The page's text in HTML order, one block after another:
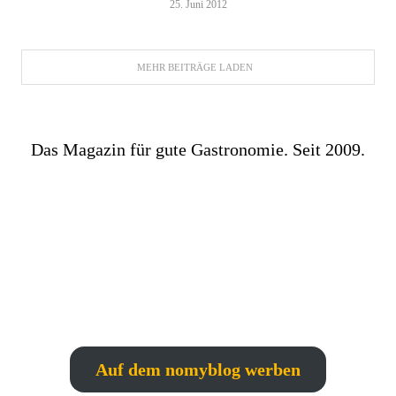
25. Juni 2012
MEHR BEITRÄGE LADEN
Das Magazin für gute Gastronomie. Seit 2009.
Auf dem nomyblog werben